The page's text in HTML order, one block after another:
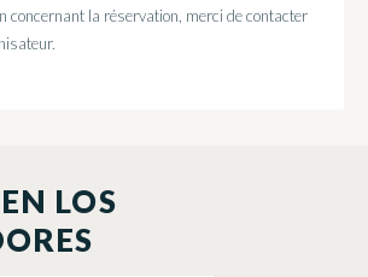
concernant la réservation, merci de contacter
LOS